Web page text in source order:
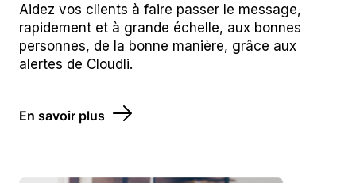
Aidez vos clients à faire passer le message,
rapidement et à grande échelle, aux bonnes
personnes, de la bonne manière, grâce aux
alertes de Cloudli.
En savoir plus